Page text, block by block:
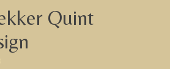
Quint